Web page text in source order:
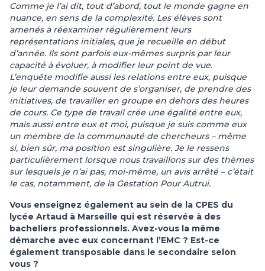
Comme je l’ai dit, tout d’abord, tout le monde gagne en
nuance, en sens de la complexité. Les élèves sont
amenés à réexaminer régulièrement leurs
représentations initiales, que je recueille en début
d’année. Ils sont parfois eux-mêmes surpris par leur
capacité à évoluer, à modifier leur point de vue.
L’enquête modifie aussi les relations entre eux, puisque
je leur demande souvent de s’organiser, de prendre des
initiatives, de travailler en groupe en dehors des heures
de cours. Ce type de travail crée une égalité entre eux,
mais aussi entre eux et moi, puisque je suis comme eux
un membre de la communauté de chercheurs – même
si, bien sûr, ma position est singulière. Je le ressens
particulièrement lorsque nous travaillons sur des thèmes
sur lesquels je n’ai pas, moi-même, un avis arrêté – c’était
le cas, notamment, de la Gestation Pour Autrui.
Vous enseignez également au sein de la CPES du
lycée Artaud à Marseille qui est réservée à des
bacheliers professionnels. Avez-vous la même
démarche avec eux concernant l’EMC ? Est-ce
également transposable dans le secondaire selon
vous ?